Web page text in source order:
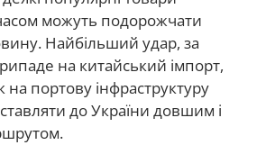
можуть подорожчати
Найбільший удар, за
на китайський імпорт,
на портову інфраструктуру
до України довшим і